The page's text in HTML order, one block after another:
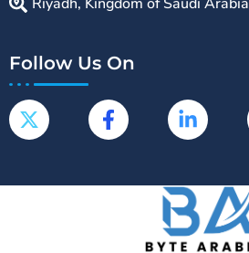
Follow Us On